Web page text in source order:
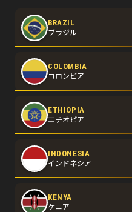
BRAZIL
ブラジル
COLOMBIA
コロンビア
ETHIOPIA
エチオピア
INDONESIA
インドネシア
KENYA
ケニア